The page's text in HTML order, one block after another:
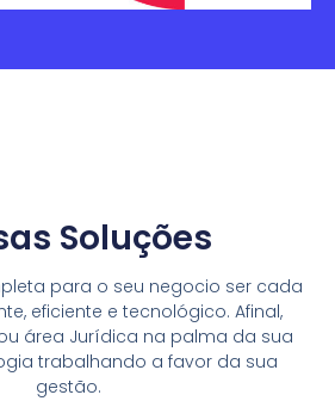
Soluções
para o seu negocio ser cada
eficiente e tecnológico. Afinal,
ou área Jurídica na palma da sua
trabalhando a favor da sua
gestão.